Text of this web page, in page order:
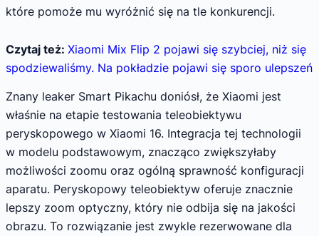
które pomoże mu wyróżnić się na tle konkurencji.
Czytaj też: Xiaomi Mix Flip 2 pojawi się szybciej, niż się
spodziewaliśmy. Na pokładzie pojawi się sporo ulepszeń
Znany leaker Smart Pikachu doniósł, że Xiaomi jest
właśnie na etapie testowania teleobiektywu
peryskopowego w Xiaomi 16. Integracja tej technologii
w modelu podstawowym, znacząco zwiększyłaby
możliwości zoomu oraz ogólną sprawność konfiguracji
aparatu. Peryskopowy teleobiektyw oferuje znacznie
lepszy zoom optyczny, który nie odbija się na jakości
obrazu. To rozwiązanie jest zwykle rezerwowane dla